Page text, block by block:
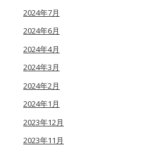
2024年7月
2024年6月
2024年4月
2024年3月
2024年2月
2024年1月
2023年12月
2023年11月